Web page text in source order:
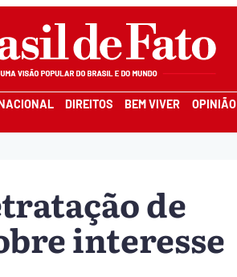
DIREITOS BEM VIVER OPINIÃO
de
interesse